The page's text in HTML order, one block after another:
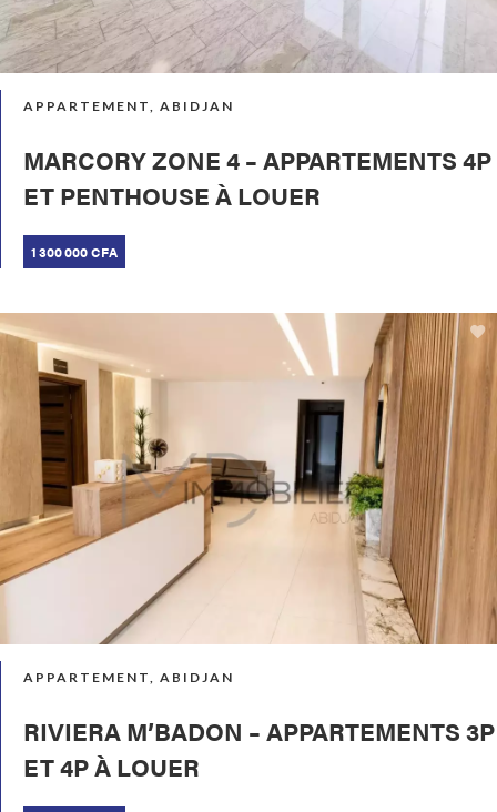
APPARTEMENT, ABIDJAN
MARCORY ZONE 4 – APPARTEMENTS 4P
ET PENTHOUSE À LOUER
1 300 000 CFA
APPARTEMENT, ABIDJAN
RIVIERA M’BADON – APPARTEMENTS 3P
ET 4P À LOUER